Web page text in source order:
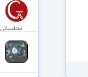
محاسباتی